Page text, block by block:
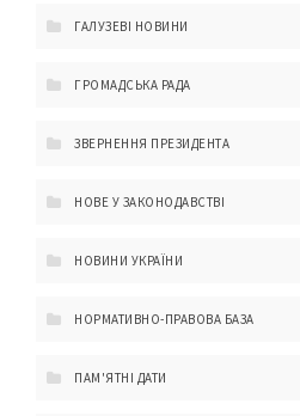
ГАЛУЗЕВІ НОВИНИ
ГРОМАДСЬКА РАДА
ЗВЕРНЕННЯ ПРЕЗИДЕНТА
НОВЕ У ЗАКОНОДАВСТВІ
НОВИНИ УКРАЇНИ
НОРМАТИВНО-ПРАВОВА БАЗА
ПАМ'ЯТНІ ДАТИ